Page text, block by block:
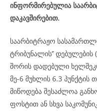
ინფორმირებულია
დაკავშირებით.
საარბიტრაჟო
ტრიბუნალის’’
შორის დადებული
მე-6 მუხლის 6.3 პუნქტის
მიწოდება შესაძლოა
ფოსტით ან სხვა